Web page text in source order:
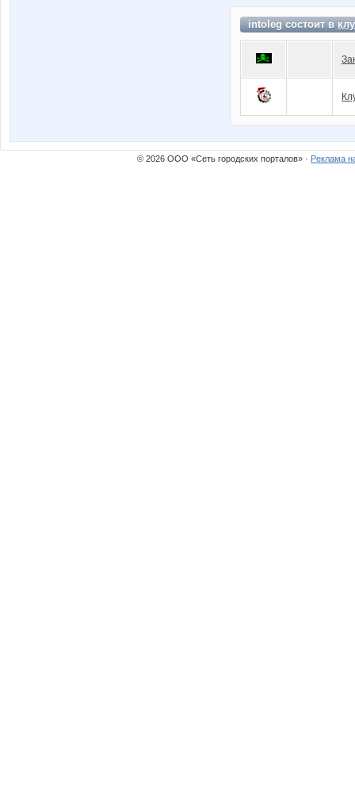
intoleg состоит в
© 2026 ООО «Сеть городских порталов» · Реклама